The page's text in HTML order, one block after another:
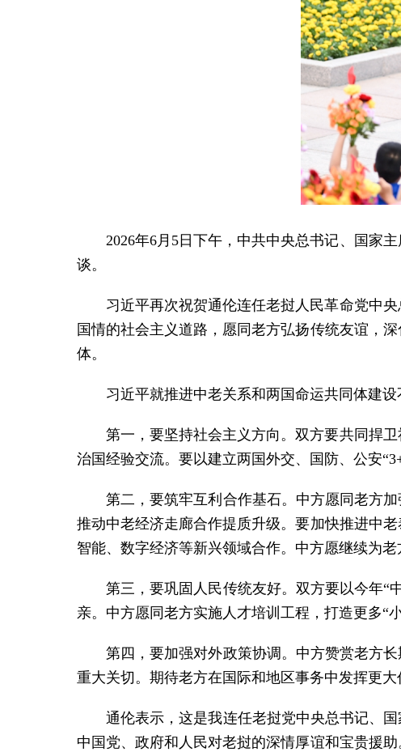
2026年6月5日下午，中共中央总书记、国家
谈。
习近平再次祝贺通伦连任老挝人民革命党中
国情的社会主义道路，愿同老方弘扬传统友谊，
体。
习近平就推进中老关系和两国命运共同体建
第一，要坚持社会主义方向。双方要共同捍
治国经验交流。要以建立两国外交、国防、公安
第二，要筑牢互利合作基石。中方愿同老方
推动中老经济走廊合作提质升级。要加快推进中
智能、数字经济等新兴领域合作。中方愿继续为老
第三，要巩固人民传统友好。双方要以今年“
亲。中方愿同老方实施人才培训工程，打造更多“
第四，要加强对外政策协调。中方赞赏老方
重大关切。期待老方在国际和地区事务中发挥更
通伦表示，这是我连任老挝党中央总书记、
中国党、政府和人民对老挝的深情厚谊和宝贵援